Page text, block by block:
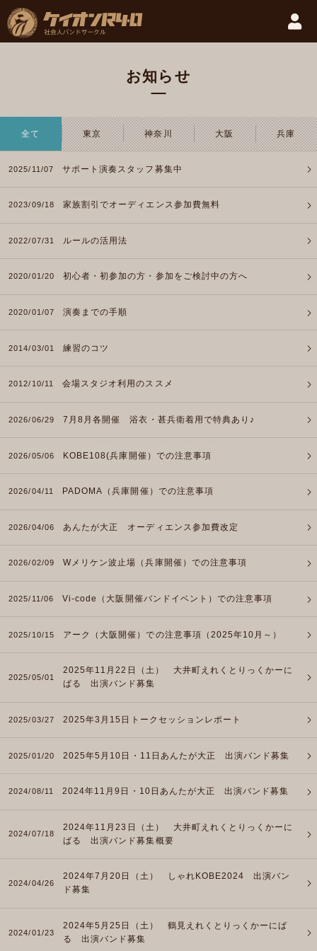
お知らせ
全て 東京 神奈川 大阪 兵庫
2025/11/07 サポート演奏スタッフ募集中
2023/09/18 家族割引でオーディエンス参加費無料
2022/07/31 ルールの活用法
2020/01/20 初心者・初参加の方・参加をご検討中の方へ
2020/01/07 演奏までの手順
2014/03/01 練習のコツ
2012/10/11 会場スタジオ利用のススメ
2026/06/29 7月8月各開催 浴衣・甚兵衛着用で特典あり♪
2026/05/06 KOBE108(兵庫開催）での注意事項
2026/04/11 PADOMA（兵庫開催）での注意事項
2026/04/06 あんたが大正 オーディエンス参加費改定
2026/02/09 Wメリケン波止場（兵庫開催）での注意事項
2025/11/06 Vi-code（大阪開催バンドイベント）での注意事項
2025/10/15 アーク（大阪開催）での注意事項（2025年10月～）
2025/05/01
2025年11月22日（土） 大井町えれくとりっくかーに
ばる 出演バンド募集
2025/03/27 2025年3月15日トークセッションレポート
2025/01/20 2025年5月10日・11日あんたが大正 出演バンド募集
2024/08/11 2024年11月9日・10日あんたが大正 出演バンド募集
2024/07/18
2024年11月23日（土） 大井町えれくとりっくかーに
ばる 出演バンド募集概要
2024/04/26
2024年7月20日（土） しゃれKOBE2024 出演バン
ド募集
2024/01/23
2024年5月25日（土） 鶴見えれくとりっくかーにば
る 出演バンド募集